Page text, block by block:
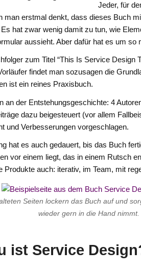
Jeder, für
man erstmal denkt, dass dieses Buch
hat zwar wenig damit zu tun, wie
aussieht. Aber dafür hat es um
zum Titel “This Is Service Design
findet man sozusagen die
ist ein reines Praxisbuch.
an der Entstehungsgeschichte: 4
dazu beigesteuert (vor allem
und Verbesserungen vorgeschlagen.
hat es auch gedauert, bis das Buch
vor einem liegt, das in einem Rutsch
Produkte auch: iterativ, im Team, mit
Seiten lockern das Buch auf und
wieder gern in die Hand nimmt.
ist Service